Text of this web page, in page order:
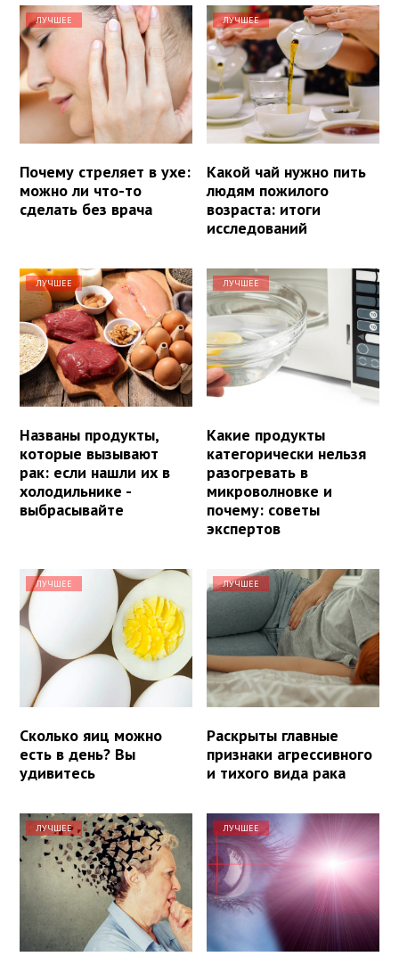
ЛУЧШЕЕ
Почему стреляет в ухе:
можно ли что-то
сделать без врача
ЛУЧШЕЕ
Какой чай нужно пить
людям пожилого
возраста: итоги
исследований
ЛУЧШЕЕ
Названы продукты,
которые вызывают
рак: если нашли их в
холодильнике -
выбрасывайте
ЛУЧШЕЕ
Какие продукты
категорически нельзя
разогревать в
микроволновке и
почему: советы
экспертов
ЛУЧШЕЕ
Сколько яиц можно
есть в день? Вы
удивитесь
ЛУЧШЕЕ
Раскрыты главные
признаки агрессивного
и тихого вида рака
ЛУЧШЕЕ ЛУЧШЕЕ